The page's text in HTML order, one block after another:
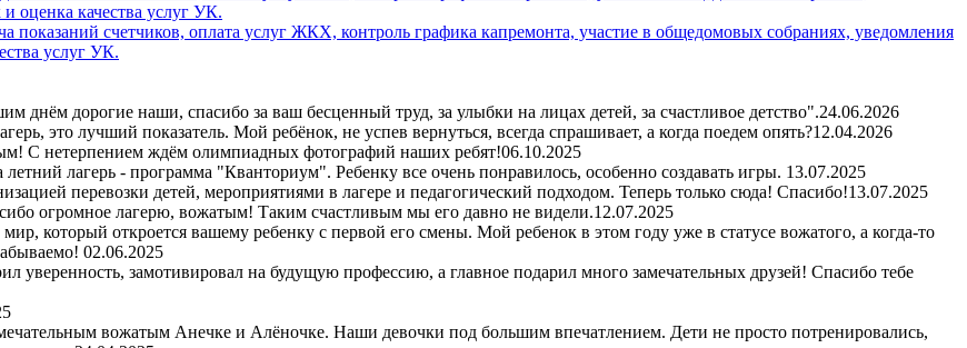
счетчиков, оплата услуг ЖКХ, контроль графика капремонта, участие в общедомовых собраниях, уведомления
услуг УК.
дорогие наши, спасибо за ваш бесценный труд, за улыбки на лицах детей, за счастливое детство".24.06.2026
это лучший показатель. Мой ребёнок, не успев вернуться, всегда спрашивает, а когда поедем опять?12.04.2026
С нетерпением ждём олимпиадных фотографий наших ребят!06.10.2025
лагерь - программа "Кванториум". Ребенку все очень понравилось, особенно создавать игры. 13.07.2025
перевозки детей, мероприятиями в лагере и педагогический подходом. Теперь только сюда! Спасибо!13.07.2025
огромное лагерю, вожатым! Таким счастливым мы его давно не видели.12.07.2025
который откроется вашему ребенку с первой его смены. Мой ребенок в этом году уже в статусе вожатого, а когда-то
02.06.2025
уверенность, замотивировал на будущую профессию, а главное подарил много замечательных друзей! Спасибо тебе
вожатым Анечке и Алёночке. Наши девочки под большим впечатлением. Дети не просто потренировались,